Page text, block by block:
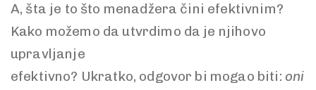
A, šta je to što menadžera čini efektivnim?
Kako možemo da utvrdimo da je njihovo
upravljanje
efektivno? Ukratko, odgovor bi mogao biti: oni